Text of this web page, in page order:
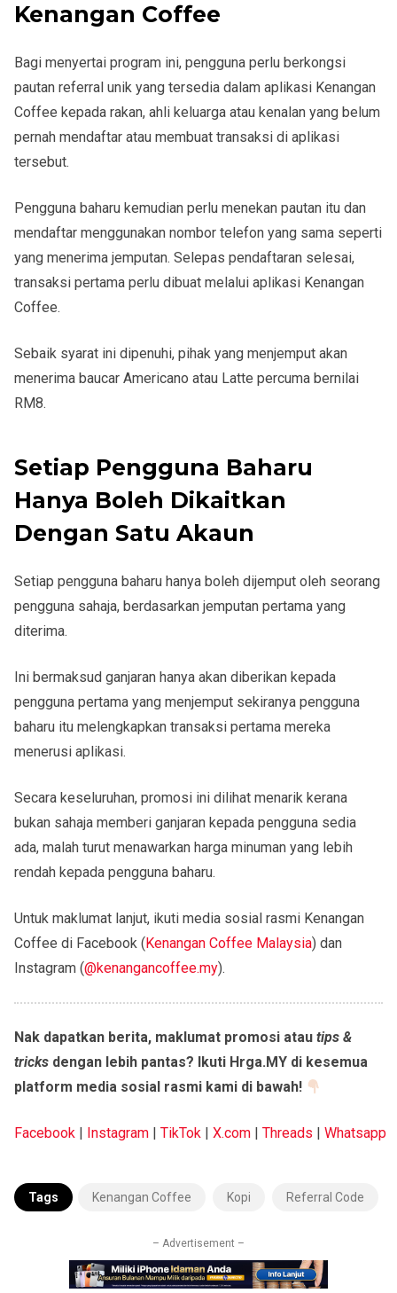
Kenangan Coffee
Bagi menyertai program ini, pengguna perlu berkongsi
pautan referral unik yang tersedia dalam aplikasi Kenangan
Coffee kepada rakan, ahli keluarga atau kenalan yang belum
pernah mendaftar atau membuat transaksi di aplikasi
tersebut.
Pengguna baharu kemudian perlu menekan pautan itu dan
mendaftar menggunakan nombor telefon yang sama seperti
yang menerima jemputan. Selepas pendaftaran selesai,
transaksi pertama perlu dibuat melalui aplikasi Kenangan
Coffee.
Sebaik syarat ini dipenuhi, pihak yang menjemput akan
menerima baucar Americano atau Latte percuma bernilai
RM8.
Setiap Pengguna Baharu
Hanya Boleh Dikaitkan
Dengan Satu Akaun
Setiap pengguna baharu hanya boleh dijemput oleh seorang
pengguna sahaja, berdasarkan jemputan pertama yang
diterima.
Ini bermaksud ganjaran hanya akan diberikan kepada
pengguna pertama yang menjemput sekiranya pengguna
baharu itu melengkapkan transaksi pertama mereka
menerusi aplikasi.
Secara keseluruhan, promosi ini dilihat menarik kerana
bukan sahaja memberi ganjaran kepada pengguna sedia
ada, malah turut menawarkan harga minuman yang lebih
rendah kepada pengguna baharu.
Untuk maklumat lanjut, ikuti media sosial rasmi Kenangan
Coffee di Facebook ( Kenangan Coffee Malaysia) dan
Instagram (@kenangancoffee.my).
Nak dapatkan berita, maklumat promosi atau tips &
tricks dengan lebih pantas? Ikuti Hrga.MY di kesemua
platform media sosial rasmi kami di bawah!
Facebook Instagram TikTok X.com Threads Whatsapp
Tags Kenangan Coffee Kopi Referral Code
– Advertisement –